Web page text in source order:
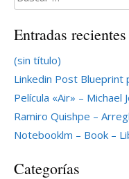
Entradas recientes
(sin título)
Linkedin Post Blueprint
Película «Air» – Michael
Ramiro Quishpe –
Notebooklm – Book –
Categorías